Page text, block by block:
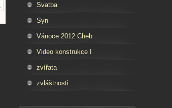
Svatba
Syn
Vánoce 2012 Cheb
Video konstrukce I
zvířata
zvláštnosti